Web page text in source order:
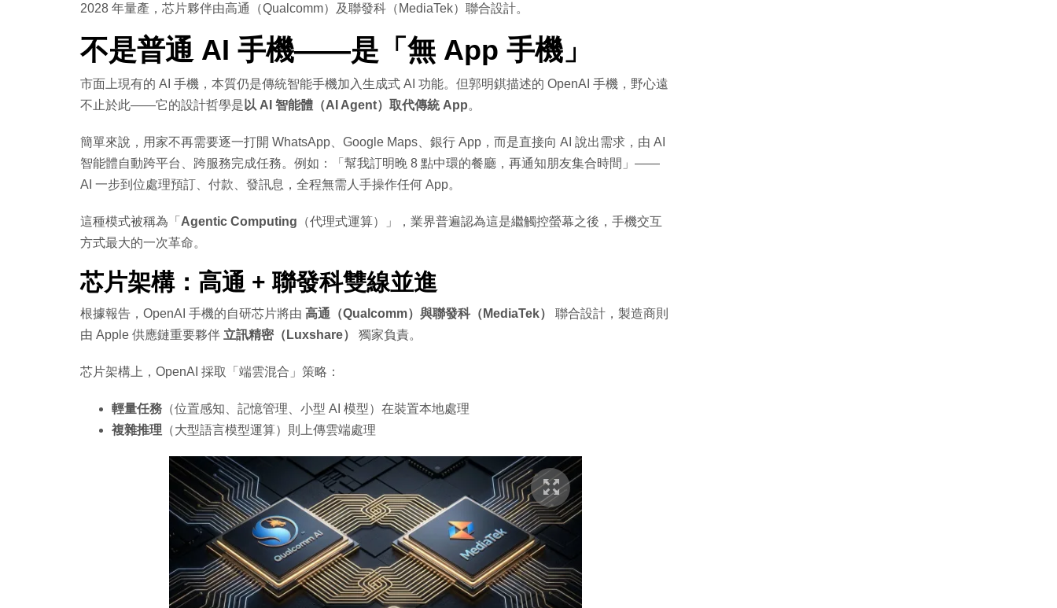
2028 年量產，芯片夥伴由高通（Qualcomm）及聯發科（MediaTek）聯合設計。
不是普通 AI 手機——是「無 App 手機」
市面上現有的 AI 手機，本質仍是傳統智能手機加入生成式 AI 功能。但郭明錤描述的 OpenAI 手機，野心遠
不止於此——它的設計哲學是 以 AI 智能體（AI Agent）取代傳統 App。
簡單來說，用家不再需要逐一打開 WhatsApp、Google Maps、銀行 App，而是直接向 AI 說出需求，由 AI
智能體自動跨平台、跨服務完成任務。例如：「幫我訂明晚 8 點中環的餐廳，再通知朋友集合時間」——
AI 一步到位處理預訂、付款、發訊息，全程無需人手操作任何 App。
這種模式被稱為「 Agentic Computing （代理式運算）」，業界普遍認為這是繼觸控螢幕之後，手機交互
方式最大的一次革命。
芯片架構：高通 + 聯發科雙線並進
根據報告，OpenAI 手機的自研芯片將由 高通（Qualcomm）與聯發科（MediaTek）
聯合設計，製造商則
由 Apple 供應鏈重要夥伴 立訊精密（Luxshare） 獨家負責。
芯片架構上，OpenAI 採取「端雲混合」策略：
輕量任務 （位置感知、記憶管理、小型 AI 模型）在裝置本地處理
複雜推理 （大型語言模型運算）則上傳雲端處理